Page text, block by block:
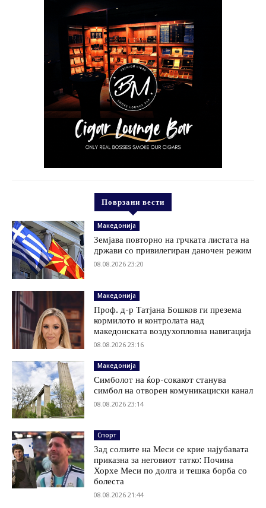
Поврзани вести
Македонија
Земјава повторно на грчката листата на
држави со привилегиран даночен режим
08.08.2026 23:20
Македонија
Проф. д-р Татјана Бошков ги презема
кормилото и контролата над
македонската воздухопловна навигација
08.08.2026 23:16
Македонија
Симболот на ќор-сокакот станува
симбол на отворен комуникациски канал
08.08.2026 23:14
Спорт
Зад солзите на Меси се крие најубавата
приказна за неговиот татко: Почина
Хорхе Меси по долга и тешка борба со
болеста
08.08.2026 21:44